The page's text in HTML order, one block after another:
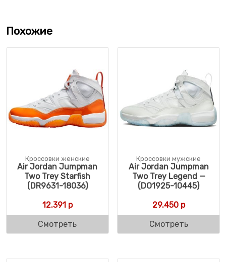
Похожие
Кроссовки женские
Air Jordan Jumpman
Two Trey Starfish
(DR9631-18036)
12.391р
Смотреть
Кроссовки мужские
Air Jordan Jumpman
Two Trey Legend —
(DO1925-10445)
29.450р
Смотреть